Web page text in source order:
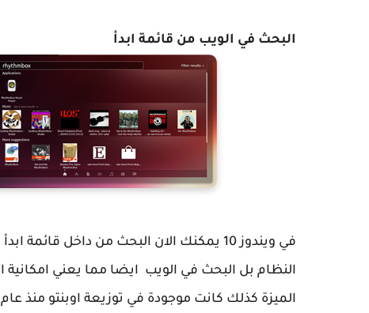
البحث في الويب من قائمة ابدأ
في ويندوز 10 يمكنك الان البحث من داخل
النظام بل البحث في الويب ايضا مما يعني
الميزة كذلك كانت موجودة في توزيعة اوبنتو منذ عام 2011.